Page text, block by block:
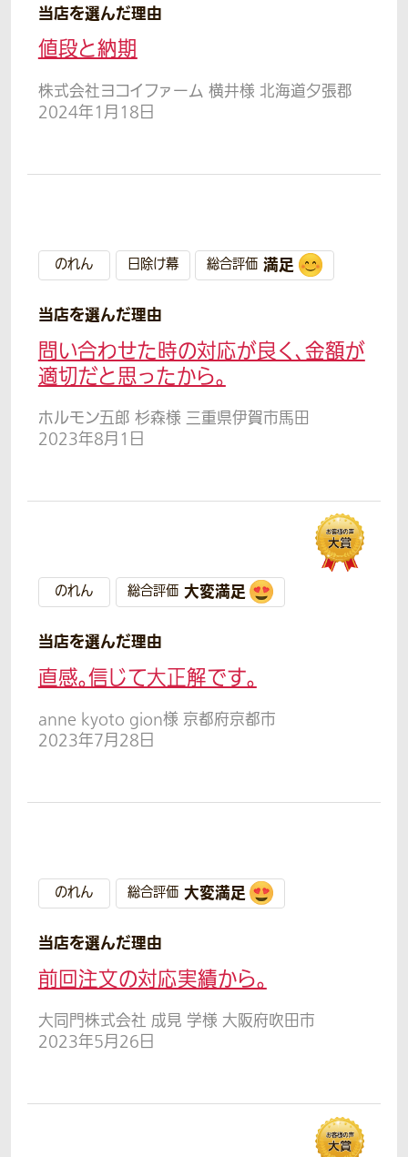
当店を選んだ理由
値段と納期
株式会社ヨコイファーム 横井様 北海道夕張郡
2024年1月18日
のれん 日除け幕 総合評価 満足
当店を選んだ理由
問い合わせた時の対応が良く、金額が
適切だと思ったから。
ホルモン五郎 杉森様 三重県伊賀市馬田
2023年8月1日
のれん 総合評価 大変満足
当店を選んだ理由
直感。信じて大正解です。
anne kyoto gion様 京都府京都市
2023年7月28日
のれん 総合評価 大変満足
当店を選んだ理由
前回注文の対応実績から。
大同門株式会社 成見 学様 大阪府吹田市
2023年5月26日